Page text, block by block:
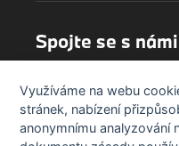
Spojte se s námi
Využíváme na webu
stránek, nabízení
anonymnímu analyzování